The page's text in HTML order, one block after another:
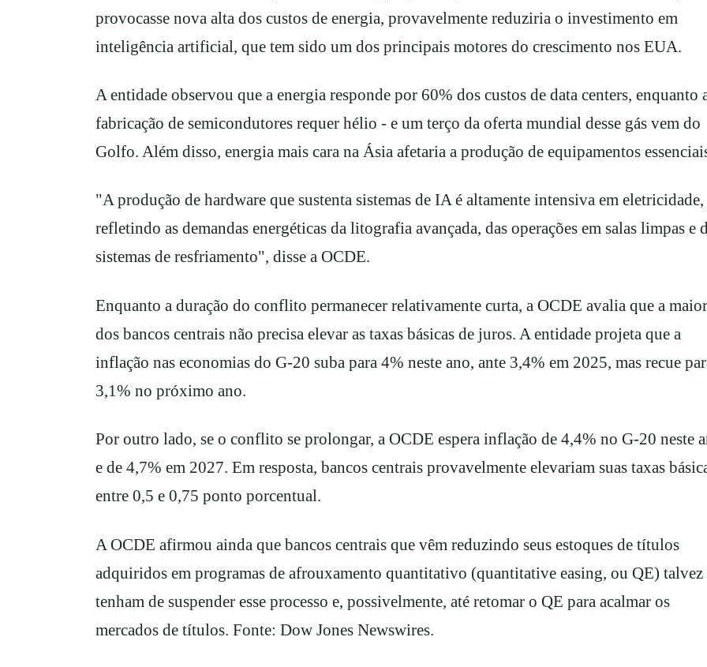
provocasse nova alta dos custos de energia, provavelmente reduziria o investimento em
inteligência artificial, que tem sido um dos principais motores do crescimento nos EUA.
A entidade observou que a energia responde por 60% dos custos de data centers, enquanto
fabricação de semicondutores requer hélio - e um terço da oferta mundial desse gás vem do
Golfo. Além disso, energia mais cara na Ásia afetaria a produção de equipamentos
"A produção de hardware que sustenta sistemas de IA é altamente intensiva em eletricidade,
refletindo as demandas energéticas da litografia avançada, das operações em salas limpas e
sistemas de resfriamento", disse a OCDE.
Enquanto a duração do conflito permanecer relativamente curta, a OCDE avalia que a
dos bancos centrais não precisa elevar as taxas básicas de juros. A entidade projeta que a
inflação nas economias do G-20 suba para 4% neste ano, ante 3,4% em 2025, mas recue
3,1% no próximo ano.
Por outro lado, se o conflito se prolongar, a OCDE espera inflação de 4,4% no G-20 neste
e de 4,7% em 2027. Em resposta, bancos centrais provavelmente elevariam suas taxas
entre 0,5 e 0,75 ponto porcentual.
A OCDE afirmou ainda que bancos centrais que vêm reduzindo seus estoques de títulos
adquiridos em programas de afrouxamento quantitativo (quantitative easing, ou QE) talvez
tenham de suspender esse processo e, possivelmente, até retomar o QE para acalmar os
mercados de títulos. Fonte: Dow Jones Newswires.